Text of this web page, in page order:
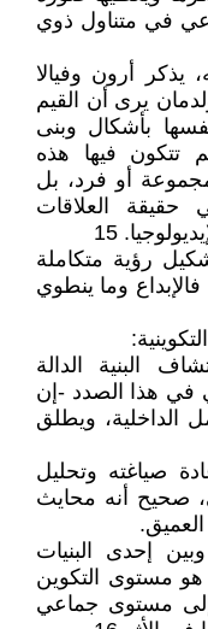
في متناول ذوي
يذكر أرون وفيالا
يرى أن القيم
بأشكال وبنى
تتكون فيها هذه
أو فرد، بل
العلاقات
15
رؤية متكاملة
فالإبداع وما ينطوي
البنية الدالة
في هذا الصدد -إن
الداخلية، ويطلق
صياغته وتحليل
صحيح أنه محايث
وبين إحدى البنيات
هو مستوى التكوين
إلى مستوى جماعي